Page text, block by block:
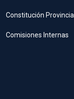
Constitución Provincial
Comisiones Internas